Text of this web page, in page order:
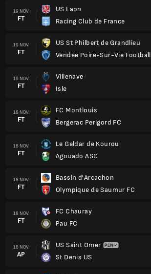
19 NOV.
FT
US Laon
Racing Club de France
19 NOV.
FT
US St Philbert de Grandlieu
Vendee Poire-Sur-Vie Football
19 NOV.
FT
Villenave
Isle
18 NOV.
FT
FC Montlouis
Bergerac Perigord FC
18 NOV.
FT
Le Geldar de Kourou
Agouado ASC
18 NOV.
FT
Bassin d'Arcachon
Olympique de Saumur FC
18 NOV.
FT
FC Chauray
Pau FC
18 NOV.
AP
US Saint Omer
St Denis US